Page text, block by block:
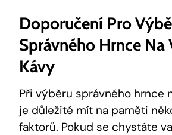
Doporučení Pro
Správného Hrnce Na
Kávy
Při výběru správného hrnce
je důležité mít na paměti
faktorů. Pokud se chystáte